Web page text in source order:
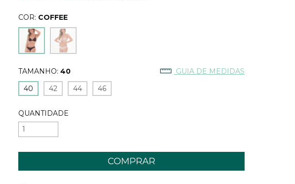
COR: COFFEE
TAMANHO: 40
GUIA DE MEDIDAS
40
42 44 46
QUANTIDADE